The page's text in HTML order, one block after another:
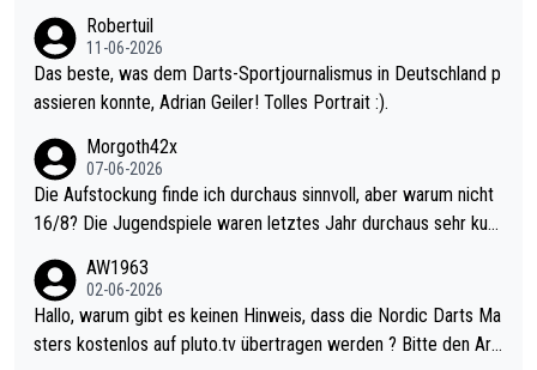
Robertuil
11-06-2026
Das beste, was dem Darts-Sportjournalismus in Deutschland p
assieren konnte, Adrian Geiler! Tolles Portrait :).
Morgoth42x
07-06-2026
Die Aufstockung finde ich durchaus sinnvoll, aber warum nicht
16/8? Die Jugendspiele waren letztes Jahr durchaus sehr kurz
Allerdings ist Mitchell Lawrie als Nummer 1 der Welt eh qualifi
ziert. Somit ändert die automatische Qualifikation des Weltmei
sters erstmal nichts. Ich denke sie wollen damit für nächstes J
AW1963
02-06-2026
Hallo, warum gibt es keinen Hinweis, dass die Nordic Darts Ma
sters kostenlos auf pluto.tv übertragen werden ? Bitte den Arti